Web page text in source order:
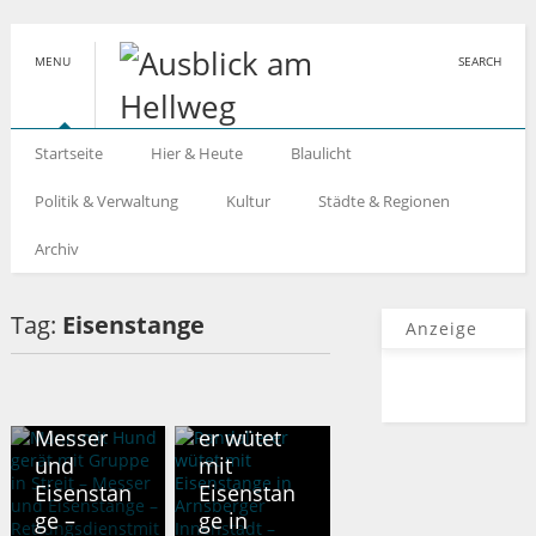
MENU SEARCH
Startseite Hier & Heute Blaulicht
Politik & Verwaltung Kultur Städte & Regionen
Archiv
Tag: Eisenstange
Hund
gerät mit
Messer
und
Eisenstan
ge –
er wütet
mit
Eisenstan
ge in
Anzeige